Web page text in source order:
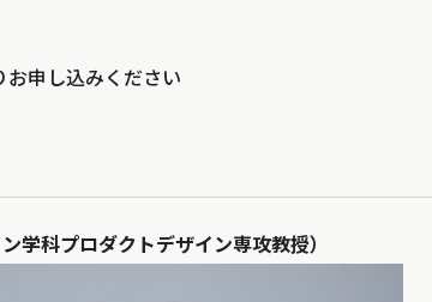
お申し込みください
学科プロダクトデザイン専攻教授）